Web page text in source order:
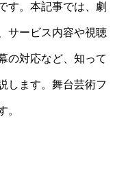
す。本記事では、劇
サービス内容や視聴
の対応など、知って
します。舞台芸術フ
。